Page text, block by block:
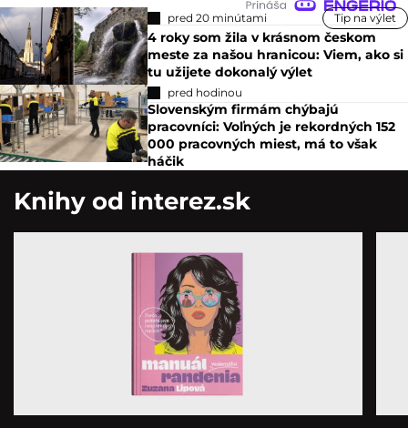
pred 20 minútami Tip na výlet
4 roky som žila v krásnom českom
meste za našou hranicou: Viem, ako si
tu užijete dokonalý výlet
pred hodinou
Slovenským firmám chýbajú
pracovníci: Voľných je rekordných 152
000 pracovných miest, má to však
háčik
Knihy od interez.sk